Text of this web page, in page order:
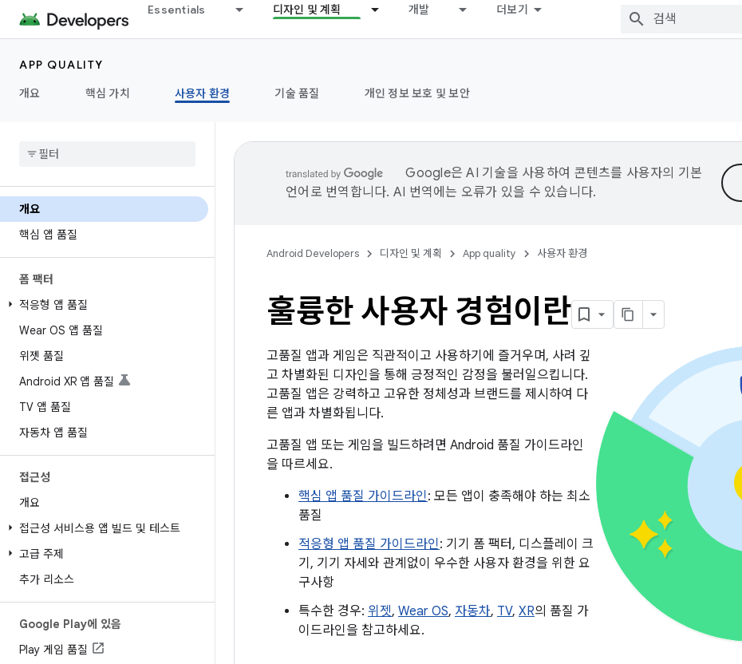
Essentials 디자인 및 계획 개발 더보기
APP QUALITY
개요
핵심 가치 사용자 환경 기술 품질 개인 정보 보호 및 보안
개요
핵심 앱 품질
폼 팩터
적응형 앱 품질
Wear OS 앱 품질
위젯 품질
Android XR 앱 품질
TV 앱 품질
자동차 앱 품질
접근성
개요
접근성 서비스용 앱 빌드 및 테스트
고급 주제
추가 리소스
Google Play에 있음
Play 게임 품질
Google은 AI 기술을 사용하여 콘텐츠를 사용자의 기본
언어로 번역합니다. AI 번역에는 오류가 있을 수 있습니다.
Android Developers 디자인 및 계획 App quality 사용자 환경
훌륭한 사용자 경험이란
고품질 앱과 게임은 직관적이고 사용하기에 즐거우며, 사려 깊
고 차별화된 디자인을 통해 긍정적인 감정을 불러일으킵니다.
고품질 앱은 강력하고 고유한 정체성과 브랜드를 제시하여 다
른 앱과 차별화됩니다.
고품질 앱 또는 게임을 빌드하려면 Android 품질 가이드라인
을 따르세요.
핵심 앱 품질 가이드라인: 모든 앱이 충족해야 하는 최소
품질
적응형 앱 품질 가이드라인: 기기 폼 팩터, 디스플레이 크
기, 기기 자세와 관계없이 우수한 사용자 환경을 위한 요
구사항
특수한 경우: 위젯, Wear OS, 자동차, TV, XR의 품질 가
이드라인을 참고하세요.